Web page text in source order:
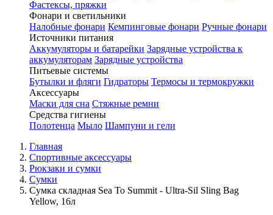
Фастексы, пряжки
Фонари и светильники
Налобные фонари Кемпинговые фонари Ручные фонари
Источники питания
Аккумуляторы и батарейки Зарядные устройства к
аккумуляторам Зарядные устройства
Питьевые системы
Бутылки и фляги Гидраторы Термосы и термокружки
Аксессуары
Маски для сна Стяжные ремни
Средства гигиены
Полотенца Мыло Шампуни и гели
Главная
Спортивные аксессуары
Рюкзаки и сумки
Сумки
Сумка складная Sea To Summit - Ultra-Sil Sling Bag
Yellow, 16л